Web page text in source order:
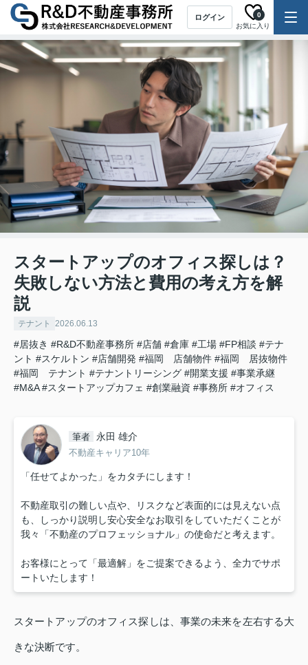
ログイン
お気に入り
0
スタートアップのオフィス探しは？
失敗しない方法と費用の考え方を解
説
テナント 2026.06.13
#居抜き #R&D不動産事務所 #店舗 #倉庫 #工場 #FP相談 #テナ
ント #スケルトン #店舗開発 #福岡 店舗物件 #福岡 居抜物件
#福岡 テナント #テナントリーシング #開業支援 #事業承継
#M&A #スタートアップカフェ #創業融資 #事務所 #オフィス
筆者 永田 雄介
不動産キャリア10年
「任せてよかった」をカタチにします！
不動産取引の難しい点や、リスクなど表面的には見えない点
も、しっかり説明し安心安全なお取引をしていただくことが
我々「不動産のプロフェッショナル」の使命だと考えます。
お客様にとって「最適解」をご提案できるよう、全力でサポ
ートいたします！
スタートアップのオフィス探しは、事業の未来を左右する大
きな決断です。